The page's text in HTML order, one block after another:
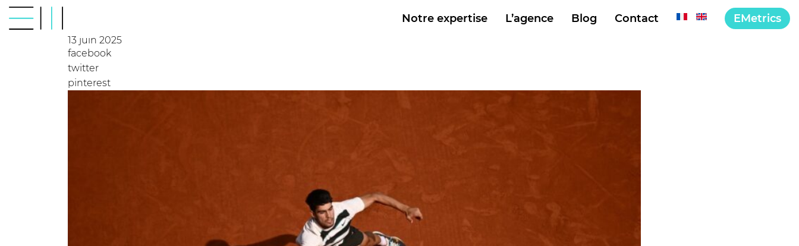
Notre expertise L’agence Blog Contact EMetrics
Étude de visibilité « Jeu, Set & Médias »
13 juin 2025
facebook
twitter
pinterest